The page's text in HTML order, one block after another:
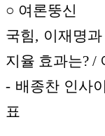
○ 여론뚱신
국힘, 이재명
지율 효과는? /
- 배종찬 인사
표